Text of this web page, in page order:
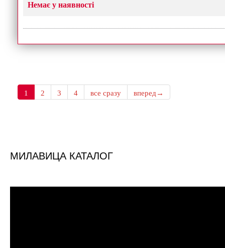
Немає у наявності
1 2 3 4 все сразу вперед→
МИЛАВИЦА КАТАЛОГ